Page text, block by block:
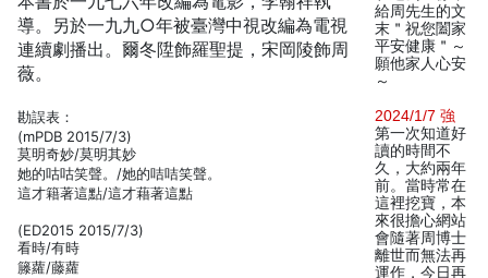
導。另於一九九○年被臺灣中視改編為電視
連續劇播出。爾冬陞飾羅聖提，宋岡陵飾周
薇。
勘誤表：
(mPDB 2015/7/3)
莫明奇妙/莫明其妙
她的咕咕笑聲。/她的咭咭笑聲。
這才籍著這點/這才藉著這點
(ED2015 2015/7/3)
看時/有時
籐蘿/藤蘿
給周先生的文
末＂祝您闔家
平安健康＂～
願他家人心安
～
2024/1/7 強
第一次知道好
讀的時間不
久，大約兩年
前。當時常在
這裡挖寶，本
來很擔心網站
會隨著周博士
離世而無法再
運作，今日再